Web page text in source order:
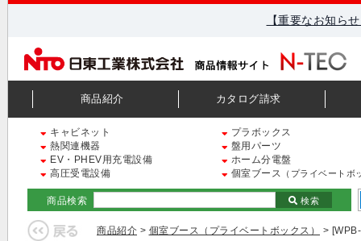
【重要なお知ら
商品紹介 カタログ請求
キャビネット
プラボックス
熱関連機器
盤用パーツ
EV・PHEV用充電設備
ホーム分電盤
高圧受電設備
個室ブース （プライベートボ
商品検索 検索
商品紹介 > 個室ブース（プライベートボックス） >